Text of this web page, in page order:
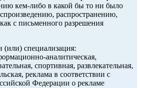
кем-либо в какой бы то ни было
распространению,
с письменного разрешения
(или) специализация:
аналитическая,
спортивная, развлекательная,
реклама в соответствии с
Федерации о рекламе